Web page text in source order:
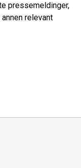
pressemeldinger,
relevant